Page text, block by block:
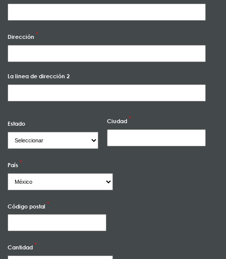
Dirección
La linea de dirección 2
Estado Ciudad
País
Código postal
Cantidad